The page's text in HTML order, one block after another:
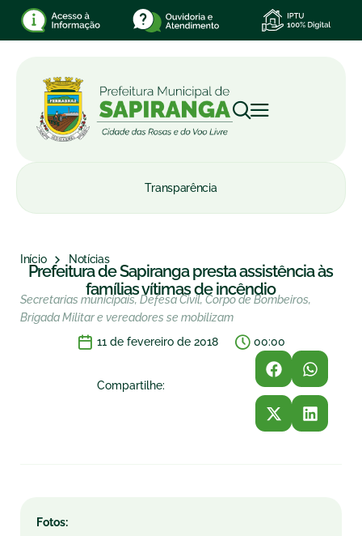
Transparência
Início Notícias
Prefeitura de Sapiranga presta assistência às
famílias vítimas de incêndio
Secretarias municipais, Defesa Civil, Corpo de Bombeiros,
Brigada Militar e vereadores se mobilizam
11 de fevereiro de 2018
00:00
Compartilhe:
Fotos: